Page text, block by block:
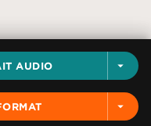
AUDIO arrow_drop_down
arrow_drop_down